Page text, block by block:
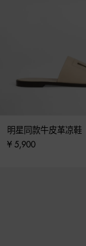
明星同款牛皮革凉鞋
¥ 5,900